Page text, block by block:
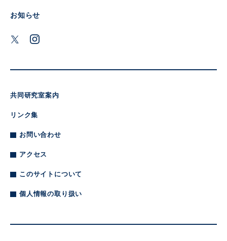
お知らせ
共同研究室案内
リンク集
お問い合わせ
アクセス
このサイトについて
個人情報の取り扱い